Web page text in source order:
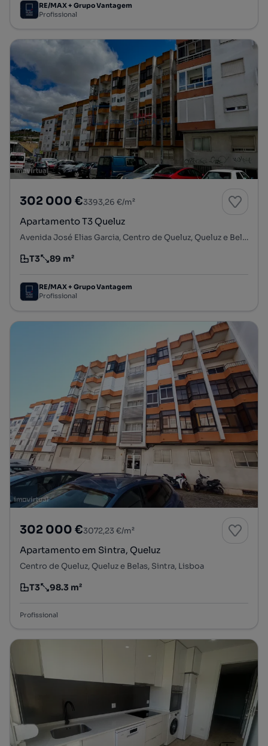
RE/MAX + Grupo Vantagem
Profissional
302 000 €3393,26 €/m²
Apartamento T3 Queluz
Avenida José Elias Garcia, Centro de Queluz, Queluz e Belas, Sintra, Lisboa
Tipologia
T3
Preço por metro quadrado
89 m²
RE/MAX + Grupo Vantagem
Profissional
302 000 €3072,23 €/m²
Apartamento em Sintra, Queluz
Centro de Queluz, Queluz e Belas, Sintra, Lisboa
Tipologia
T3
Preço por metro quadrado
98.3 m²
Profissional